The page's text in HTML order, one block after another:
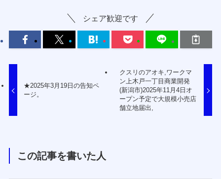
シェア歓迎です
★2025年3月19日の告知ペ
ージ。
クスリのアオキ,ワークマ
ン上木戸一丁目商業開発
(新潟市)2025年11月4日オ
ープン予定で大規模小売店
舗立地届出,
この記事を書いた人